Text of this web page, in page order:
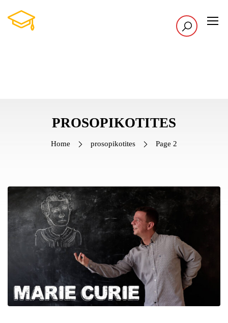
PROSOPIKOTITES
Home prosopikotites Page 2